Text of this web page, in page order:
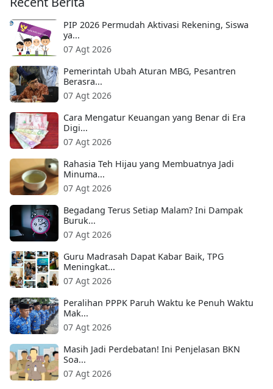
PIP 2026 Permudah Aktivasi Rekening, Siswa
ya...
07 Agt 2026
Pemerintah Ubah Aturan MBG, Pesantren
Berasra...
07 Agt 2026
Cara Mengatur Keuangan yang Benar di Era
Digi...
07 Agt 2026
Rahasia Teh Hijau yang Membuatnya Jadi
Minuma...
07 Agt 2026
Begadang Terus Setiap Malam? Ini Dampak
Buruk...
07 Agt 2026
Guru Madrasah Dapat Kabar Baik, TPG
Meningkat...
07 Agt 2026
Peralihan PPPK Paruh Waktu ke Penuh Waktu
Mak...
07 Agt 2026
Masih Jadi Perdebatan! Ini Penjelasan BKN
Soa...
07 Agt 2026